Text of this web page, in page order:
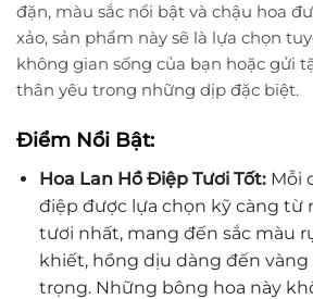
đặn, màu sắc nổi bật và chậu hoa
xảo, sản phẩm này sẽ là lựa chọn
không gian sống của bạn hoặc gửi
thân yêu trong những dịp đặc biệt.
Điểm Nổi Bật:
Hoa Lan Hồ Điệp Tươi Tốt:Mỗi
điệp được lựa chọn kỹ càng từ
tươi nhất, mang đến sắc màu
khiết, hồng dịu dàng đến vàng
trọng. Những bông hoa này